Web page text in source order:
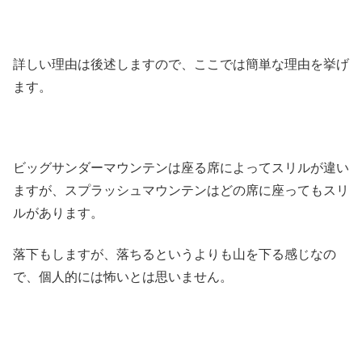
詳しい理由は後述しますので、ここでは簡単な理由を挙げ
ます。
ビッグサンダーマウンテンは座る席によってスリルが違い
ますが、スプラッシュマウンテンはどの席に座ってもスリ
ルがあります。
落下もしますが、落ちるというよりも山を下る感じなの
で、個人的には怖いとは思いません。